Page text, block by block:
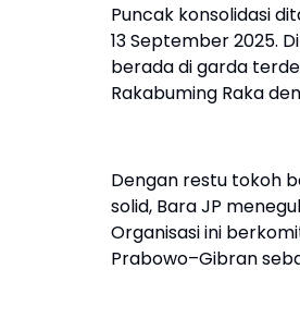
Puncak konsolidasi
13 September 2025.
berada di garda
Rakabuming Raka
Dengan restu tokoh
solid, Bara JP
Organisasi ini
Prabowo–Gibran